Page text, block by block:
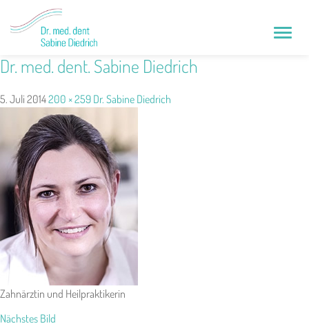
Toggle
Dr. med. dent. Sabine Diedrich
5. Juli 2014200 × 259 Dr. Sabine Diedrich
Zahnärztin und Heilpraktikerin
Nächstes Bild